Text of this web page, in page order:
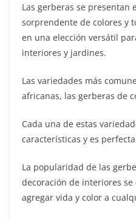
Las gerberas se presentan
sorprendente de colores y
en una elección versátil
interiores y jardines.
Las variedades más
africanas, las gerberas de
Cada una de estas
características y es
La popularidad de las
decoración de interiores
agregar vida y color a